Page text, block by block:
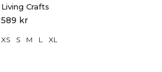
Living Crafts
589 kr
XS S M L XL